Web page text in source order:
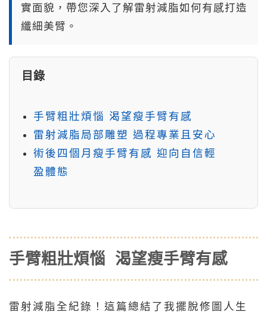
實面貌，帶您深入了解雷射減脂如何有感打造
纖細美臂。
目錄
手臂粗壯煩惱 渴望瘦手臂有感
雷射減脂局部雕塑 過程專業且安心
術後四個月瘦手臂有感 迎向自信輕
盈體態
手臂粗壯煩惱 渴望瘦手臂有感
雷射減脂全紀錄！這篇總結了我擺脫修圖人生